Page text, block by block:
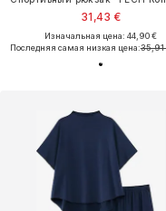
31,43 €
Изначальная цена: 44,90 €
Последняя самая низкая цена:35,91